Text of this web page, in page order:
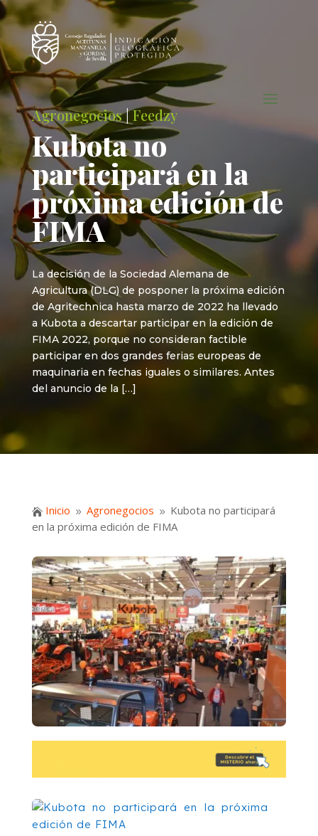
Agronegocios|Feedzy
Kubota no
participará en la
próxima edición de
FIMA
La decisión de la Sociedad Alemana de
Agricultura (DLG) de posponer la próxima edición
de Agritechnica hasta marzo de 2022 ha llevado
a Kubota a descartar participar en la edición de
FIMA 2022, porque no consideran factible
participar en dos grandes ferias europeas de
maquinaria en fechas iguales o similares. Antes
del anuncio de la […]
 Inicio 9 Agronegocios 9 Kubota no participará
en la próxima edición de FIMA